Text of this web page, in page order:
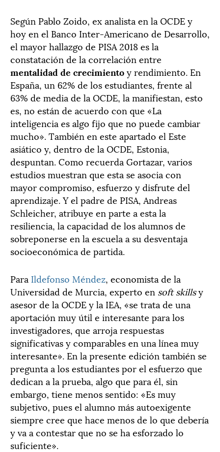
Según Pablo Zoido, ex analista en la OCDE y
hoy en el Banco Inter-Americano de Desarrollo,
el mayor hallazgo de PISA 2018 es la
constatación de la correlación entre
mentalidad de crecimientoy rendimiento. En
España, un 62% de los estudiantes, frente al
63% de media de la OCDE, la manifiestan, esto
es, no están de acuerdo con que «La
inteligencia es algo fijo que no puede cambiar
mucho». También en este apartado el Este
asiático y, dentro de la OCDE, Estonia,
despuntan. Como recuerda Gortazar, varios
estudios muestran que esta se asocia con
mayor compromiso, esfuerzo y disfrute del
aprendizaje. Y el padre de PISA, Andreas
Schleicher, atribuye en parte a esta la
resiliencia, la capacidad de los alumnos de
sobreponerse en la escuela a su desventaja
socioeconómica de partida.
Para Ildefonso Méndez, economista de la
Universidad de Murcia, experto en soft skillsy
asesor de la OCDE y la IEA, «se trata de una
aportación muy útil e interesante para los
investigadores, que arroja respuestas
significativas y comparables en una línea muy
interesante». En la presente edición también se
pregunta a los estudiantes por el esfuerzo que
dedican a la prueba, algo que para él, sin
embargo, tiene menos sentido: «Es muy
subjetivo, pues el alumno más autoexigente
siempre cree que hace menos de lo que debería
y va a contestar que no se ha esforzado lo
suficiente».